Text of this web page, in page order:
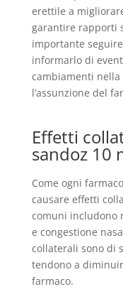
erettile a
garantire rapporti
importante
informarlo di
cambiamenti
l’assunzione del
Effetti
sandoz 10
Come ogni
causare effetti
comuni includono
e congestione
collaterali sono di
tendono a
farmaco.